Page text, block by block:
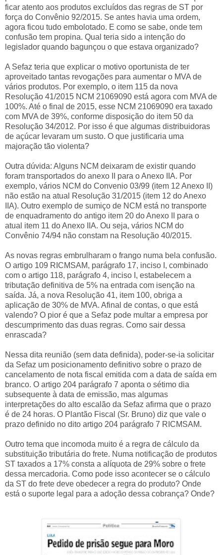
ficar atento aos produtos excluídos das regras de ST por
força do Convênio 92/2015. Se antes havia uma ordem,
agora ficou tudo embolotado. E como se sabe, onde tem
confusão tem propina. Qual teria sido a intenção do
legislador quando bagunçou o que estava organizado?
A Sefaz teria que explicar o motivo oportunista de ter
aproveitado tantas revogações para aumentar o MVA de
vários produtos. Por exemplo, o item 115 da nova
Resolução 41/2015 NCM 21069090 está agora com MVA de
100%. Até o final de 2015, esse NCM 21069090 era taxado
com MVA de 39%, conforme disposição do item 50 da
Resolução 34/2012. Por isso é que algumas distribuidoras
de açúcar levaram um susto. O que justificaria uma
majoração tão violenta?
Outra dúvida: Alguns NCM deixaram de existir quando
foram transportados do anexo II para o Anexo IIA. Por
exemplo, vários NCM do Convenio 03/99 (item 12 Anexo II)
não estão na atual Resolução 31/2015 (item 12 do Anexo
IIA). Outro exemplo de sumiço de NCM está no transporte
de enquadramento do antigo item 20 do Anexo II para o
atual item 11 do Anexo IIA. Ou seja, vários NCM do
Convênio 74/94 não constam na Resolução 40/2015.
As novas regras embrulharam o frango numa bela confusão.
O artigo 109 RICMSAM, parágrafo 17, inciso I, combinado
com o artigo 118, parágrafo 4, inciso I, estabelecem a
tributação definitiva de 5% na entrada com isenção na
saída. Já, a nova Resolução 41, item 100, obriga a
aplicação de 30% de MVA. Afinal de contas, o que está
valendo? O pior é que a Sefaz pode multar a empresa por
descumprimento das duas regras. Como sair dessa
enrascada?
Nessa dita reunião (sem data definida), poder-se-ia solicitar
da Sefaz um posicionamento definitivo sobre o prazo de
cancelamento de nota fiscal emitida com a data de saída em
branco. O artigo 204 parágrafo 7 aponta o sétimo dia
subsequente à data de emissão, mas algumas
interpretações do alto escalão da Sefaz afirma que o prazo
é de 24 horas. O Plantão Fiscal (Sr. Bruno) diz que vale o
prazo definido no dito artigo 204 parágrafo 7 RICMSAM.
Outro tema que incomoda muito é a regra de cálculo da
substituição tributária do frete. Numa notificação de produtos
ST taxados a 17% consta a alíquota de 29% sobre o frete
dessa mercadoria. Como pode isso acontecer se o cálculo
da ST do frete deve obedecer a regra do produto? Onde
está o suporte legal para a adoção dessa cobrança? Onde?